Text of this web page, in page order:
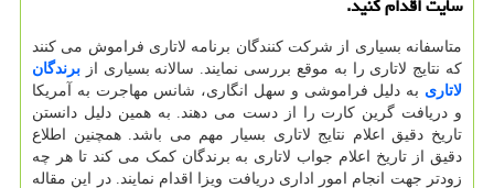
متاسفانه بسیاری از شرکت کنندگان برنامه لاتاری فراموش می کنند
که نتایج لاتاری را به موقع بررسی نمایند. سالانه بسیاری از برندگان
لاتاری به دلیل فراموشی و سهل انگاری، شانس مهاجرت به آمریکا
و دریافت گرین کارت را از دست می دهند. به همین دلیل دانستن
تاریخ دقیق اعلام نتایج لاتاری بسیار مهم می باشد. همچنین اطلاع
دقیق از تاریخ اعلام جواب لاتاری به برندگان کمک می کند تا هر چه
زودتر جهت انجام امور اداری دریافت ویزا اقدام نمایند. در این مقاله